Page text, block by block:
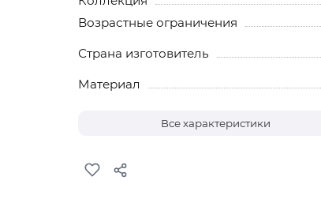
Возрастные ограничения
Страна изготовитель
Материал
Все характеристики